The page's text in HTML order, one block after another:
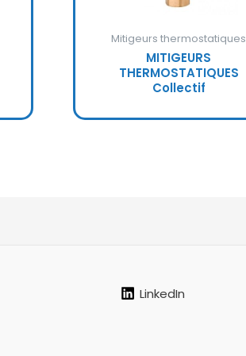
Mitigeurs thermostatiques
MITIGEURS
THERMOSTATIQUES
Collectif
LinkedIn